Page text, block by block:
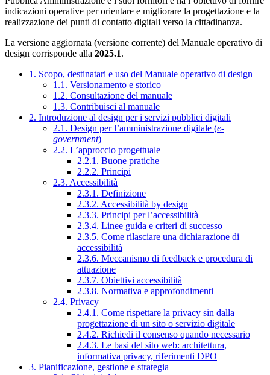
indicazioni operative per orientare e migliorare la progettazione e la
realizzazione dei punti di contatto digitali verso la cittadinanza.
La versione aggiornata (versione corrente) del Manuale operativo di
design corrisponde alla 2025.1.
1. Scopo, destinatari e uso del Manuale operativo di design
1.1. Versionamento e storico
1.2. Consultazione del manuale
1.3. Contribuisci al manuale
2. Introduzione al design per i servizi pubblici digitali
2.1. Design per l’amministrazione digitale (e-
government)
2.2. L’approccio progettuale
2.2.1. Buone pratiche
2.2.2. Principi
2.3. Accessibilità
2.3.1. Definizione
2.3.2. Accessibilità by design
2.3.3. Principi per l’accessibilità
2.3.4. Linee guida e criteri di successo
2.3.5. Come rilasciare una dichiarazione di
accessibilità
2.3.6. Meccanismo di feedback e procedura di
attuazione
2.3.7. Obiettivi accessibilità
2.3.8. Normativa e approfondimenti
2.4. Privacy
2.4.1. Come rispettare la privacy sin dalla
progettazione di un sito o servizio digitale
2.4.2. Richiedi il consenso quando necessario
2.4.3. Le basi del sito web: architettura,
informativa privacy, riferimenti DPO
3. Pianificazione, gestione e strategia